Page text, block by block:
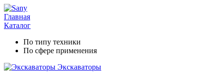
Главная
Каталог
По типу техники
По сфере применения
Экскаваторы